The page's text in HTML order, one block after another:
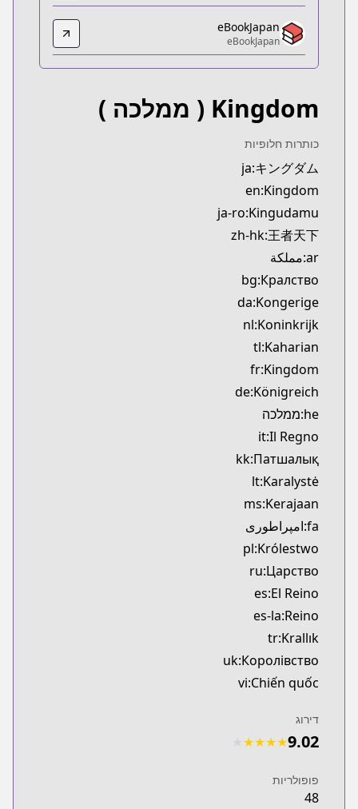
Anime-Planet
https://www.anime-planet.com/manga/kingdom
eBookJapan
eBookJapan
Official Raw
Official Raw
https://youngjump.jp/kingdom
Kitsu
Kitsu
https://kitsu.app/manga/3480
CDJapan
CDJapan
www.cdjapan.co.jp/product/NEOBK-31748
MangaUpdates
MangaUpdates
www.mangaupdates.com/series.html?id=14444
Book☆Walker
https://bookwalker.jp/series/12466
Official Site
Official Site
editions.fr/meian/licence/kingdom/1131
eBookJapan
eBookJapan
Kingdom ( ממלכה )
כותרות חלופיות
ja:キングダム
en:Kingdom
ja-ro:Kingudamu
zh-hk:王者天下
ar:مملكة
bg:Кралство
da:Kongerige
nl:Koninkrijk
tl:Kaharian
fr:Kingdom
de:Königreich
he:ממלכה
it:Il Regno
kk:Патшалық
lt:Karalystė
ms:Kerajaan
fa:امپراطوری
pl:Królestwo
ru:Царство
es:El Reino
es-la:Reino
tr:Krallık
uk:Королівство
vi:Chiến quốc
דירוג
9.02
★
★
★
★
פופולריות
48